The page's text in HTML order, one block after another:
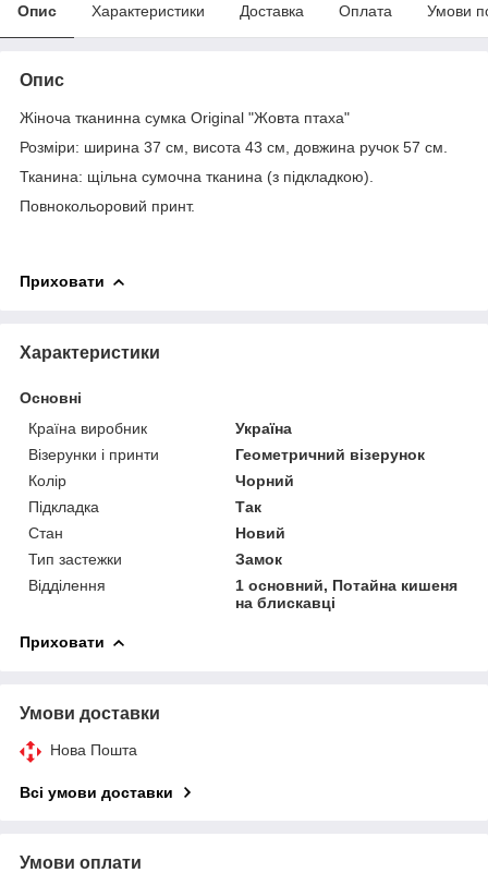
Опис Характеристики Доставка Оплата Умови
Опис
Жіноча тканинна сумка Original "Жовта птаха"
Розміри: ширина 37 см, висота 43 см, довжина ручок 57 см.
Тканина: щільна сумочна тканина (з підкладкою).
Повнокольоровий принт.
Приховати
Характеристики
Основні
Країна виробник
Україна
Візерунки і принти
Геометричний візерунок
Колір
Чорний
Підкладка
Так
Стан
Новий
Тип застежки
Замок
Відділення
1 основний, Потайна кишеня
на блискавці
Приховати
Умови доставки
Нова Пошта
Всі умови доставки
Умови оплати